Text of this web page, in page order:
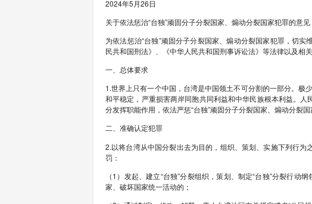
各省、自治区、直辖市高级人
院，新疆维吾尔自治区高级人
为依法惩治“台独”顽固分子
民共和国刑法》、《中华人
院、公安部、国家安全部、司
请认真贯彻执行。
最高人民法院 最高人民检察院
2024年5月26日